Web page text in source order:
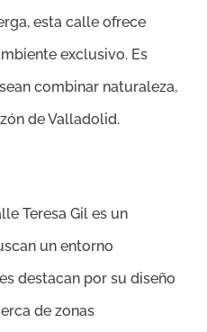
esta calle ofrece
exclusivo. Es
combinar naturaleza,
de Valladolid.
Teresa Gil es un
un entorno
destacan por su diseño
de zonas